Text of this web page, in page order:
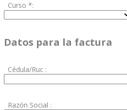
Curso *:
Datos para la factura
Cédula/Ruc :
Razón Social :